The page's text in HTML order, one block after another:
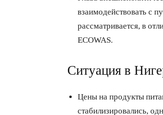
взаимодействовать с
рассматривается, в
ECOWAS.
Ситуация в
Цены на продукты
стабилизировались,